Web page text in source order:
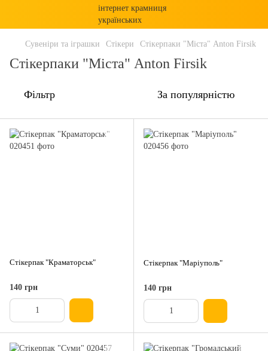
Сувеніри та іграшки Стікери Стікерпаки "Міста" Anton Firsik
Стікерпаки "Міста" Anton Firsik
Фільтр За популярністю
Стікерпак "Краматорськ"
140 грн
Стікерпак "Маріуполь"
140 грн